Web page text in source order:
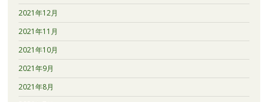
2021年12月
2021年11月
2021年10月
2021年9月
2021年8月